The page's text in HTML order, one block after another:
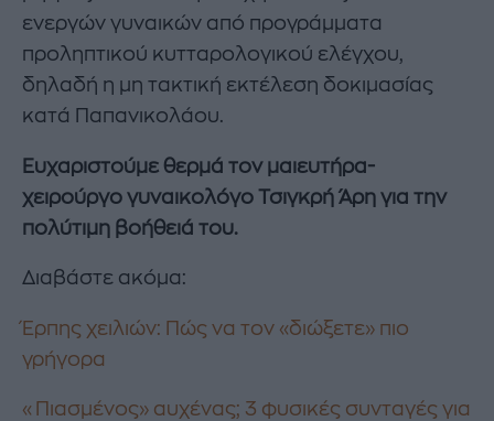
ενεργών γυναικών από προγράμματα
προληπτικού κυτταρολογικού ελέγχου,
δηλαδή η μη τακτική εκτέλεση δοκιμασίας
κατά Παπανικολάου.
Ευχαριστούμε θερμά τον μαιευτήρα-
χειρούργο γυναικολόγο Τσιγκρή Άρη για την
πολύτιμη βοήθειά του.
Διαβάστε ακόμα:
Έρπης χειλιών: Πώς να τον «διώξετε» πιο
γρήγορα
«Πιασμένος» αυχένας; 3 φυσικές συνταγές για